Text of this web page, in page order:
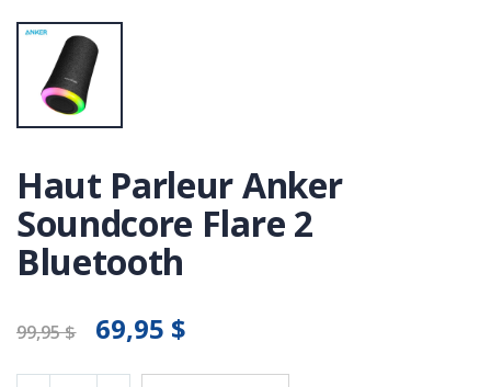
Haut Parleur Anker
Soundcore Flare 2
Bluetooth
99,95 $ 69,95 $